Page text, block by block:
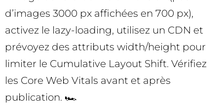
d’images 3000 px affichées en 700 px),
activez le lazy-loading, utilisez un CDN et
prévoyez des attributs width/height pour
limiter le Cumulative Layout Shift. Vérifiez
les Core Web Vitals avant et après
publication. 🏎️